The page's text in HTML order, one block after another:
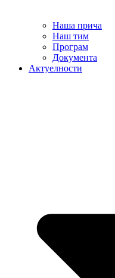
Наша прича
Наш тим
Програм
Документа
Актуелности